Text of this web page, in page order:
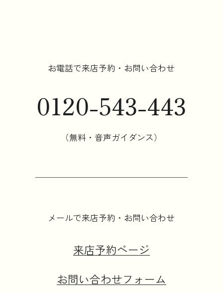
お電話で来店予約・お問い合わせ
0120-543-443
（無料・音声ガイダンス）
メールで来店予約・お問い合わせ
来店予約ページ
お問い合わせフォーム